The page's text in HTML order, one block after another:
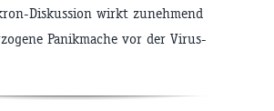
Diskussion wirkt zunehmend
Panikmache vor der Virus-